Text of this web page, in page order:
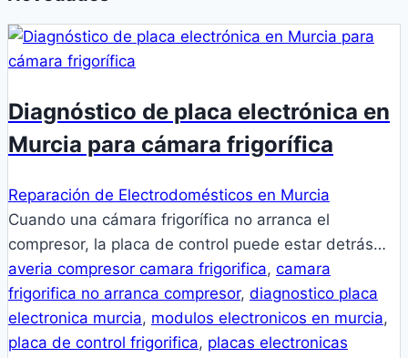
Diagnóstico de placa electrónica en
Murcia para cámara frigorífica
Reparación de Electrodomésticos en Murcia
Cuando una cámara frigorífica no arranca el
compresor, la placa de control puede estar detrás…
averia compresor camara frigorifica, camara
frigorifica no arranca compresor, diagnostico placa
electronica murcia, modulos electronicos en murcia,
placa de control frigorifica, placas electronicas